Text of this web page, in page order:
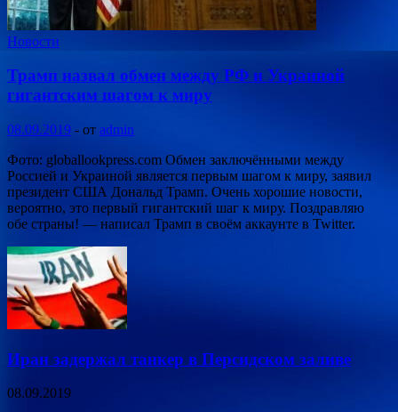
Новости
Трамп назвал обмен между РФ и Украиной
гигантским шагом к миру
08.09.2019 - от admin
Фото: globallookpress.com Обмен заключёнными между
Россией и Украиной является первым шагом к миру, заявил
президент США Дональд Трамп. Очень хорошие новости,
вероятно, это первый гигантский шаг к миру. Поздравляю
обе страны! — написал Трамп в своём аккаунте в Twitter.
Иран задержал танкер в Персидском заливе
08.09.2019